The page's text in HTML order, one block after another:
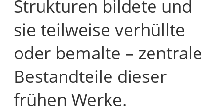
Strukturen bildete und
sie teilweise verhüllte
oder bemalte – zentrale
Bestandteile dieser
frühen Werke.